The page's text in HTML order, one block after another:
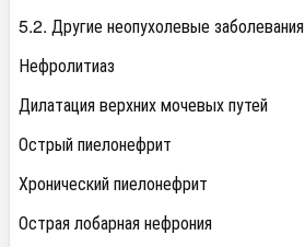
5.2. Другие неопухолевые заболевания
Нефролитиаз
Дилатация верхних мочевых путей
Острый пиелонефрит
Хронический пиелонефрит
Острая лобарная нефрония